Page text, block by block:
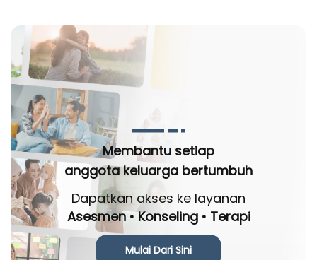
Membantu setiap
anggota keluarga bertumbuh
Dapatkan akses ke layanan
Asesmen • Konseling • Terapi
Mulai Dari Sini